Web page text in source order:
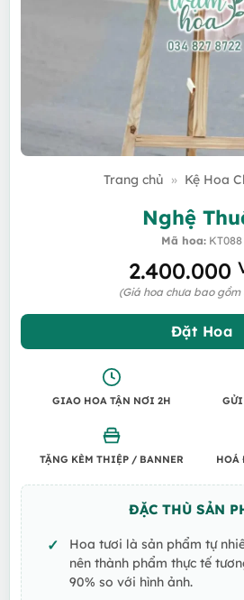
Trang chủ » Kệ Hoa
Nghệ
Mã hoa: KT088
2.400.000
(Giá hoa chưa bao gồm
Đặt Hoa
GIAO HOA TẬN NƠI 2H
TẶNG KÈM THIỆP / BANNER HOÁ
ĐẶC THÙ SẢN
Hoa tươi là sản phẩm tự
nên thành phẩm thực tế
90% so với hình ảnh.